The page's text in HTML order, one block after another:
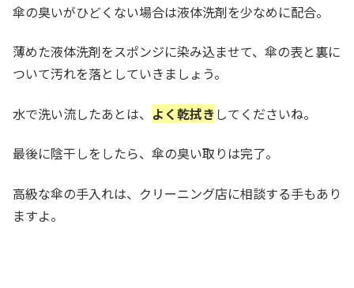
傘の臭いがひどくない場合は液体洗剤を少なめに配合。
薄めた液体洗剤をスポンジに染み込ませて、傘の表と裏に
ついて汚れを落としていきましょう。
水で洗い流したあとは、 よく乾拭き してくださいね。
最後に陰干しをしたら、傘の臭い取りは完了。
高級な傘の手入れは、クリーニング店に相談する手もあり
ますよ。